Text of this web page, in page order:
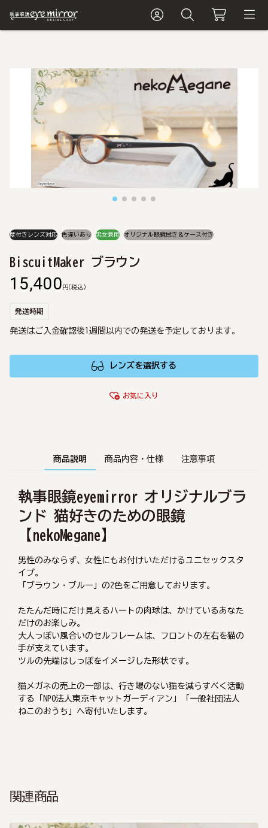
度付きレンズ対応 色違いあり 男女兼用 オリジナル眼鏡拭き＆ケース付き
BiscuitMaker ブラウン
15,400 円 (税込)
発送時期
発送はご入金確認後1週間以内での発送を予定しております。
レンズを選択する
お気に入り
商品説明 商品内容・仕様 注意事項
執事眼鏡eyemirror オリジナルブラ
ンド 猫好きのための眼鏡
【nekoMegane】
男性のみならず、女性にもお付けいただけるユニセックスタ
イプ。
「ブラウン・ブルー」の2色をご用意しております。
たたんだ時にだけ見えるハートの肉球は、かけているあなた
だけのお楽しみ。
大人っぽい風合いのセルフレームは、フロントの左右を猫の
手が支えています。
ツルの先端はしっぽをイメージした形状です。
猫メガネの売上の一部は、行き場のない猫を減らすべく活動
する「NPO法人東京キャットガーディアン」「一般社団法人
ねこのおうち」へ寄付いたします。
関連商品